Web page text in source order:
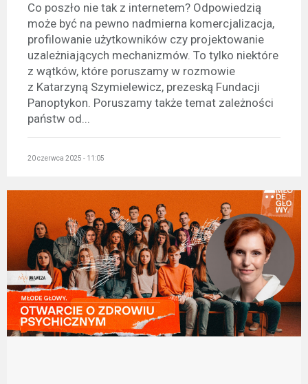
Co poszło nie tak z internetem? Odpowiedzią
może być na pewno nadmierna komercjalizacja,
profilowanie użytkowników czy projektowanie
uzależniających mechanizmów. To tylko niektóre
z wątków, które poruszamy w rozmowie
z Katarzyną Szymielewicz, prezeską Fundacji
Panoptykon. Poruszamy także temat zależności
państw od...
20 czerwca 2025 - 11:05